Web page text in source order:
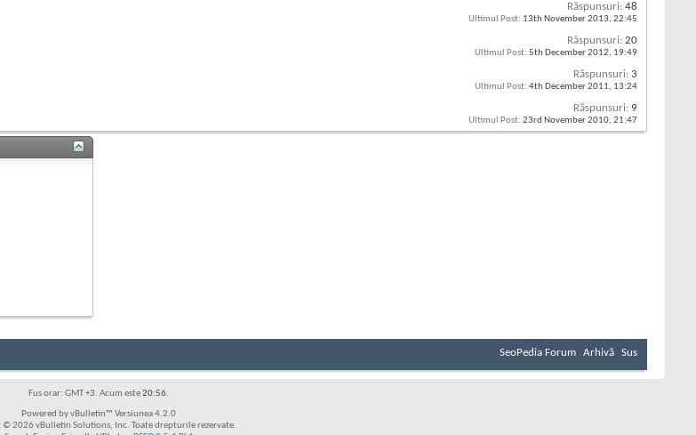
Răspunsuri: 48
Ultimul Post: 13th November 2013, 22:45
Răspunsuri: 20
Ultimul Post: 5th December 2012, 19:49
Răspunsuri: 3
Ultimul Post: 4th December 2011, 13:24
Răspunsuri: 9
Ultimul Post: 23rd November 2010, 21:47
SeoPedia Forum Arhivă Sus
Fus orar: GMT +3. Acum este20:56.
Powered by vBulletin™ Versiunea 4.2.0
© 2026 vBulletin Solutions, Inc. Toate drepturile rezervate.